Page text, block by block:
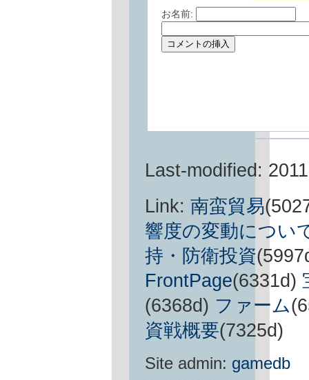
お名前:
Last-modified:
Link: 南蛮貿易
響度の変動につい
持・防衛投資
FrontPage(6331d)
(6368d) ファーム
資戦概要(7325d)
Site admin: gamedb